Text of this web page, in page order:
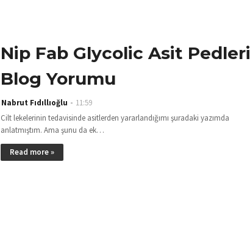
Nip Fab Glycolic Asit Pedleri
Blog Yorumu
Nabrut Fıdıllıoğlu
11:59
Cilt lekelerinin tedavisinde asitlerden yararlandığımı şuradaki yazımda
anlatmıştım. Ama şunu da ek…
Read more »